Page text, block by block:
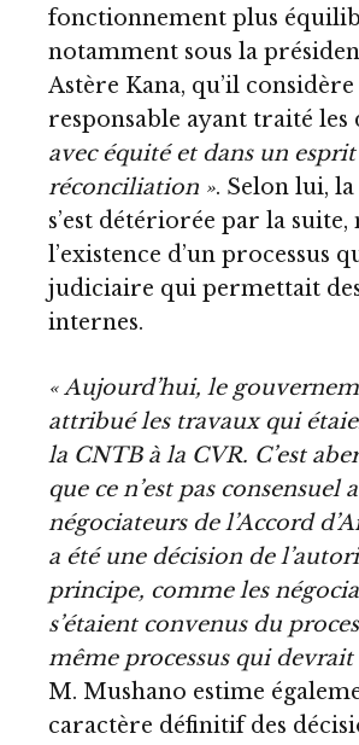
fonctionnement plus
notamment sous la
Astère Kana, qu’il
responsable ayant traité les
avec équité et dans un
réconciliation ». Selon lui,
s’est détériorée par la suite,
l’existence d’un processus
judiciaire qui permettait
internes.
« Aujourd’hui, le
attribué les travaux qui
la CNTB à la CVR. C’est
que ce n’est pas consensuel
négociateurs de l’Accord
a été une décision de
principe, comme les
s’étaient convenus du
même processus qui
M. Mushano estime
caractère définitif des